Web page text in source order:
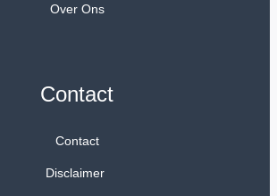
Over Ons
Contact
Contact
Disclaimer